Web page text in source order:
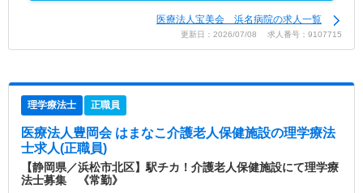
医療法人宝美会 浜名病院の求人一覧
更新日：2026/07/08 求人番号：9107715
理学療法士 正職員
医療法人豊岡会 はまなこ介護老人保健施設の理学療法
士求人(正職員)
【静岡県／浜松市北区】駅チカ！介護老人保健施設にて理学療
法士募集 《常勤》